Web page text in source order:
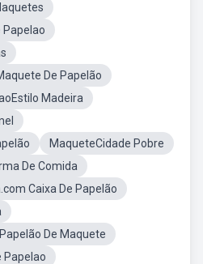
Papelao
De Papelão
Madeira
MaqueteCidade Pobre
De Comida
Caixa De Papelão
De Maquete
Papelao